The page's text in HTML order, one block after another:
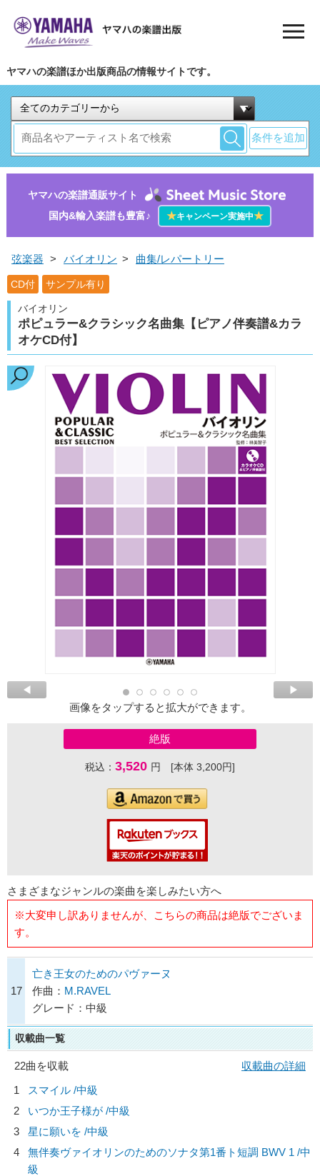
ヤマハの楽譜ほか出版商品の情報サイトです。
条件を追加
ヤマハの楽譜通販サイト
国内&輸入楽譜も豊富♪
★キャンペーン実施中★
弦楽器 > バイオリン > 曲集/レパートリー
CD付 サンプル有り
バイオリン
ポピュラー&クラシック名曲集【ピアノ伴奏譜&カラ
オケCD付】
画像をタップすると拡大ができます。
絶版
税込： 3,520 円 [本体 3,200円]
さまざまなジャンルの楽曲を楽しみたい方へ
※大変申し訳ありませんが、こちらの商品は絶版でございま
す。
17
亡き王女のためのパヴァーヌ
作曲： M.RAVEL
グレード：中級
収載曲一覧
22曲を収載
収載曲の詳細
1
スマイル /中級
2
いつか王子様が /中級
3
星に願いを /中級
4
無伴奏ヴァイオリンのためのソナタ第1番ト短調 BWV 1 /中
級